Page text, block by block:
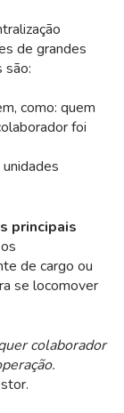
de grandes
são:
como: quem
foi
principais
de cargo ou
se locomover
colaborador